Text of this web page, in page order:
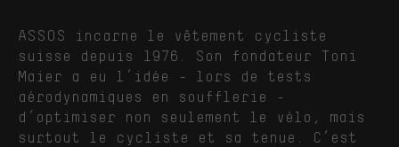
ASSOS incarne le vêtement cycliste
suisse depuis 1976. Son fondateur Toni
Maier a eu l’idée - lors de tests
aérodynamiques en soufflerie -
d’optimiser non seulement le vélo, mais
surtout le cycliste et sa tenue. C’est